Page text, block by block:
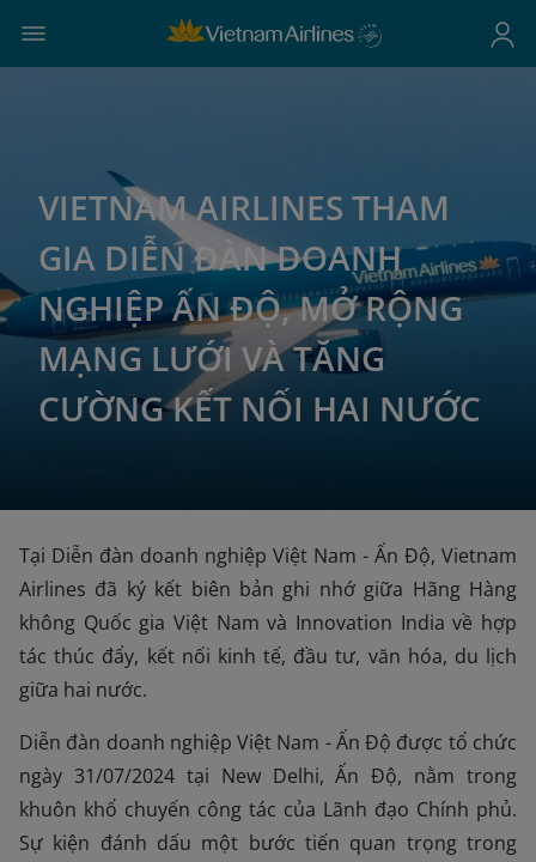
VIETNAM AIRLINES THAM
GIA DIỄN ĐÀN DOANH
NGHIỆP ẤN ĐỘ, MỞ RỘNG
MẠNG LƯỚI VÀ TĂNG
CƯỜNG KẾT NỐI HAI NƯỚC
Tại Diễn đàn doanh nghiệp Việt Nam - Ấn Độ, Vietnam
Airlines đã ký kết biên bản ghi nhớ giữa Hãng Hàng
không Quốc gia Việt Nam và Innovation India về hợp
tác thúc đẩy, kết nối kinh tế, đầu tư, văn hóa, du lịch
giữa hai nước.
Diễn đàn doanh nghiệp Việt Nam - Ấn Độ được tổ chức
ngày 31/07/2024 tại New Delhi, Ấn Độ, nằm trong
khuôn khổ chuyến công tác của Lãnh đạo Chính phủ.
Sự kiện đánh dấu một bước tiến quan trọng trong